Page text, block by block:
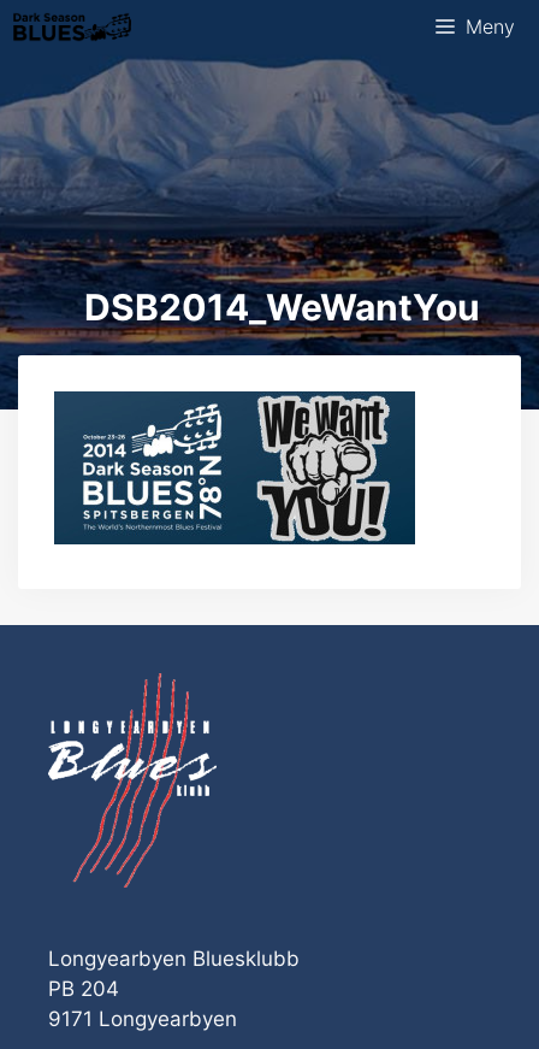
Hopp
til
Meny
DSB2014_WeWantYou
Longyearbyen Bluesklubb
PB 204
9171 Longyearbyen